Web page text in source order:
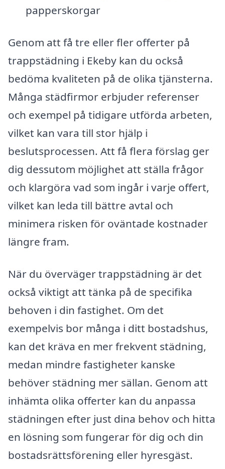
papperskorgar
Genom att få tre eller fler offerter på
trappstädning i Ekeby kan du också
bedöma kvaliteten på de olika tjänsterna.
Många städfirmor erbjuder referenser
och exempel på tidigare utförda arbeten,
vilket kan vara till stor hjälp i
beslutsprocessen. Att få flera förslag ger
dig dessutom möjlighet att ställa frågor
och klargöra vad som ingår i varje offert,
vilket kan leda till bättre avtal och
minimera risken för oväntade kostnader
längre fram.
När du överväger trappstädning är det
också viktigt att tänka på de specifika
behoven i din fastighet. Om det
exempelvis bor många i ditt bostadshus,
kan det kräva en mer frekvent städning,
medan mindre fastigheter kanske
behöver städning mer sällan. Genom att
inhämta olika offerter kan du anpassa
städningen efter just dina behov och hitta
en lösning som fungerar för dig och din
bostadsrättsförening eller hyresgäst.